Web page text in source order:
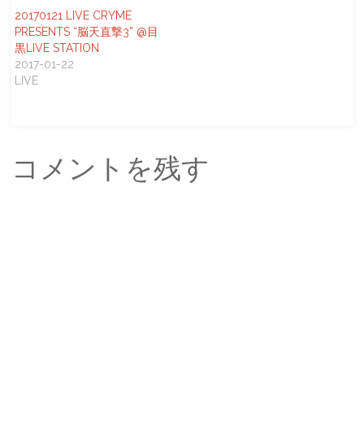
20170121 LIVE CRYME
PRESENTS “脳天直撃3” @目
黒LIVE STATION
2017-01-22
LIVE
コメントを残す